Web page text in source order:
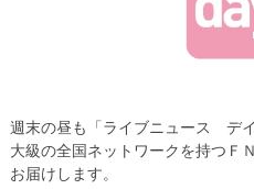
週末の昼も「ライブニュース デ
大級の全国ネットワークを持つＦ
お届けします。